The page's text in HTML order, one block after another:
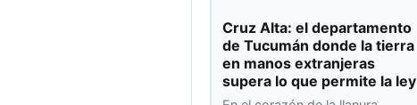
Cruz Alta: el departamento
de Tucumán donde la tierra
en manos extranjeras
supera lo que permite la ley